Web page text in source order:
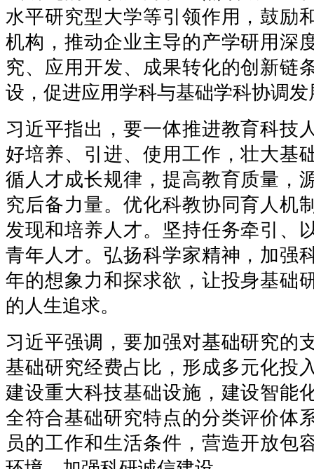
水平研究型大学等引领作用，鼓励
机构，推动企业主导的产学研用深
究、应用开发、成果转化的创新链
设，促进应用学科与基础学科协调发
习近平指出，要一体推进教育科技
好培养、引进、使用工作，壮大基
循人才成长规律，提高教育质量，
究后备力量。优化科教协同育人机
发现和培养人才。坚持任务牵引、
青年人才。弘扬科学家精神，加强
年的想象力和探求欲，让投身基础
的人生追求。
习近平强调，要加强对基础研究的
基础研究经费占比，形成多元化投
建设重大科技基础设施，建设智能
全符合基础研究特点的分类评价体
员的工作和生活条件，营造开放包